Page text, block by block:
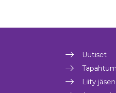
Uutiset
Liity